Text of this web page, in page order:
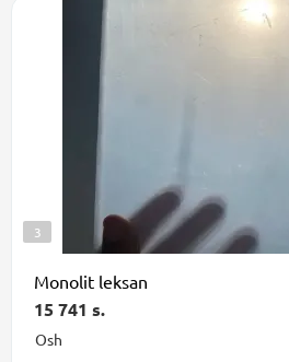
3
Monolit leksan
Osh
15 741 s.